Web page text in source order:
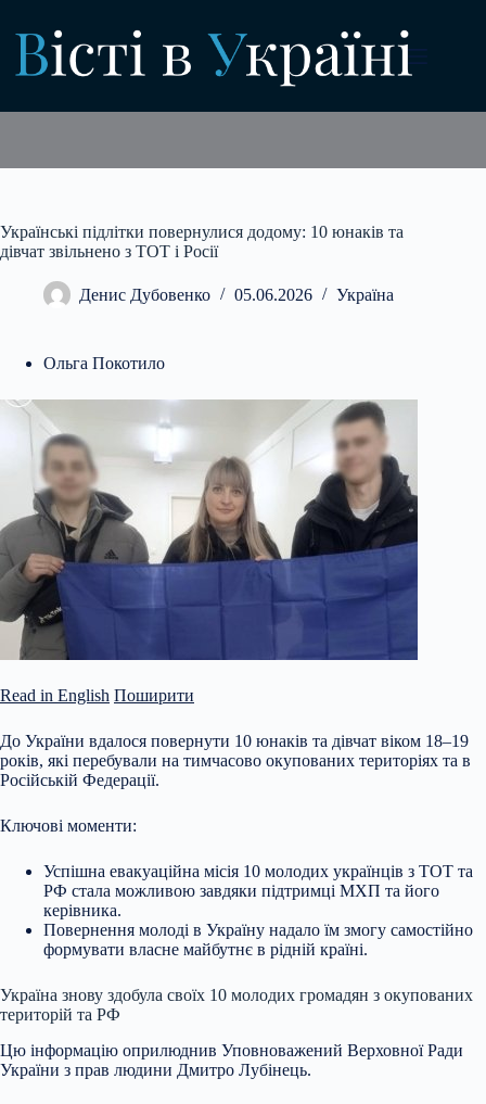
вмісту
Українські підлітки повернулися додому: 10 юнаків та
дівчат звільнено з ТОТ і Росії
Денис Дубовенко 05.06.2026 Україна
Ольга Покотило
Read in English Поширити
До України вдалося повернути 10 юнаків та дівчат віком 18–19
років, які перебували на тимчасово окупованих територіях та в
Російській Федерації.
Ключові моменти:
Успішна евакуаційна місія 10 молодих українців з ТОТ та
РФ стала можливою завдяки підтримці МХП та його
керівника.
Повернення молоді в Україну надало їм змогу самостійно
формувати власне майбутнє в рідній країні.
Україна знову здобула своїх 10 молодих громадян з окупованих
територій та РФ
Цю інформацію оприлюднив Уповноважений Верховної Ради
України з прав людини Дмитро Лубінець.